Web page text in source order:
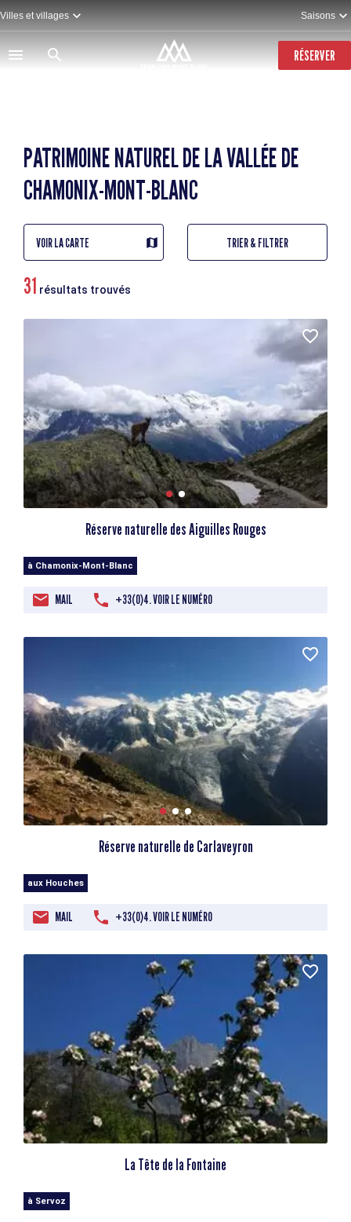
Aller
au
contenu
principal
Villes et villages Saisons
RÉSERVER
PATRIMOINE NATUREL DE LA VALLÉE DE
CHAMONIX-MONT-BLANC
VOIR LA CARTE TRIER & FILTRER
31 résultats trouvés
Réserve naturelle des Aiguilles Rouges
à Chamonix-Mont-Blanc
MAIL +33(0)4. VOIR LE NUMÉRO
Réserve naturelle de Carlaveyron
aux Houches
MAIL +33(0)4. VOIR LE NUMÉRO
La Tête de la Fontaine
à Servoz